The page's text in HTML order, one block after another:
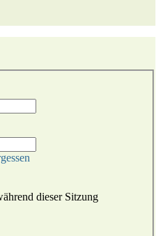
dieser Sitzung